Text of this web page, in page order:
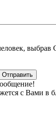
выбрав
с Вами в